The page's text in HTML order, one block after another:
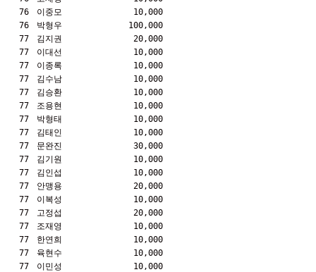
76
이중모
10,000
76
박형우
100,000
77
김지권
20,000
77
이대선
10,000
77
이종록
10,000
77
김수남
10,000
77
김승환
10,000
77
조용현
10,000
77
박형태
10,000
77
김태인
10,000
77
문완진
30,000
77
김기원
10,000
77
김인섭
10,000
77
안맹용
20,000
77
이복성
10,000
77
고정섭
20,000
77
조재영
10,000
77
한연희
10,000
77
육현수
10,000
77
이민성
10,000